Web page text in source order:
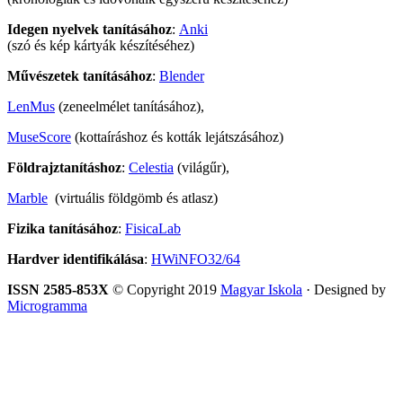
Idegen nyelvek tanításához: Anki
(szó és kép kártyák készítéséhez)
Művészetek tanításához: Blender
LenMus (zeneelmélet tanításához),
MuseScore (kottaíráshoz és kották lejátszásához)
Földrajztanításhoz: Celestia (világűr),
Marble (virtuális földgömb és atlasz)
Fizika tanításához: FisicaLab
Hardver identifikálása: HWiNFO32/64
ISSN 2585-853X © Copyright 2019 Magyar Iskola · Designed by
Microgramma